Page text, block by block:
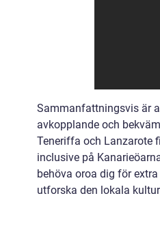
Sammanfattningsvis är
avkopplande och
Teneriffa och Lanzarote
inclusive på
behöva oroa dig för
utforska den lokala